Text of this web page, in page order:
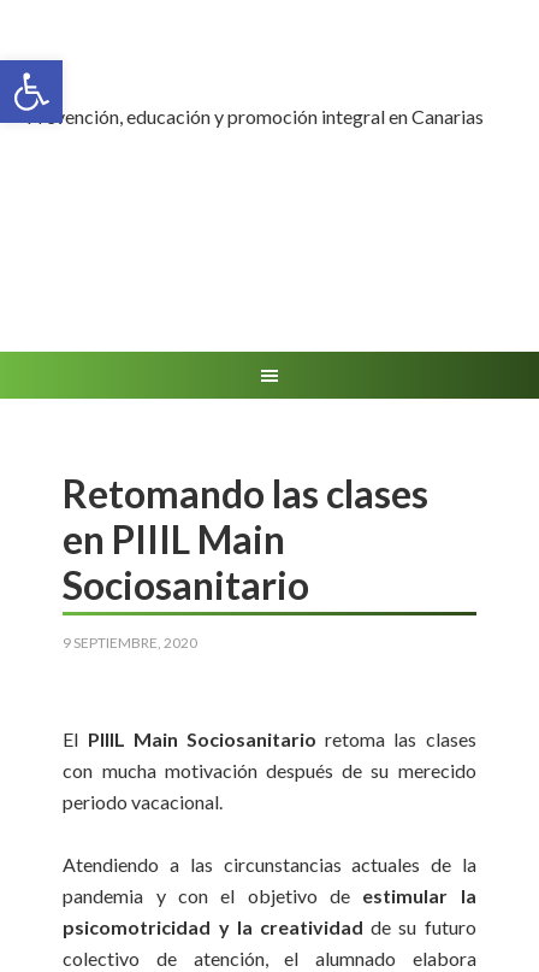
Abrir barra de herramientas
Prevención, educación y promoción integral en Canarias
Retomando las clases
en PIIIL Main
Sociosanitario
9 SEPTIEMBRE, 2020
El PIIIL Main Sociosanitario retoma las clases
con mucha motivación después de su merecido
periodo vacacional.
Atendiendo a las circunstancias actuales de la
pandemia y con el objetivo de estimular la
psicomotricidad y la creatividad de su futuro
colectivo de atención, el alumnado elabora